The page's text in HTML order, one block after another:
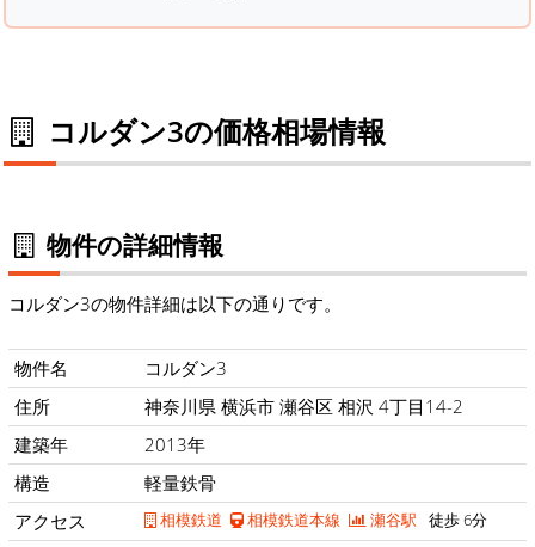
コルダン3の価格相場情報
物件の詳細情報
コルダン3の物件詳細は以下の通りです。
物件名
コルダン3
住所
神奈川県 横浜市 瀬谷区 相沢 4丁目14-2
建築年
2013年
構造
軽量鉄骨
アクセス
相模鉄道 相模鉄道本線 瀬谷駅 徒歩 6分